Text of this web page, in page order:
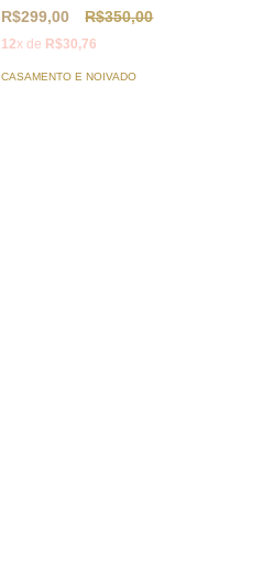
R$299,00
R$350,00
12x de R$30,76
CASAMENTO E NOIVADO